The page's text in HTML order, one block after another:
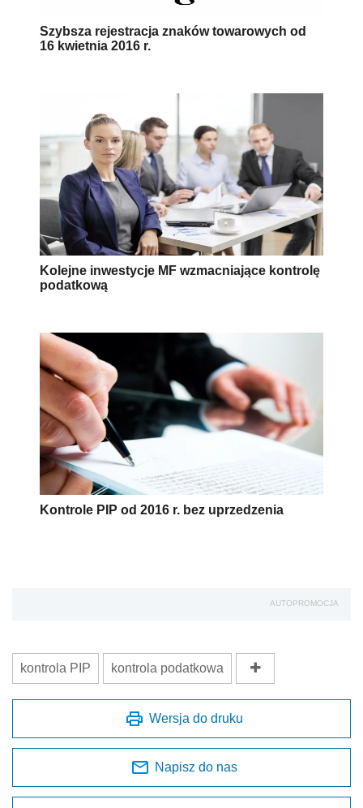
Szybsza rejestracja znaków towarowych od
16 kwietnia 2016 r.
Kolejne inwestycje MF wzmacniające kontrolę
podatkową
Kontrole PIP od 2016 r. bez uprzedzenia
AUTOPROMOCJA
kontrola PIP kontrola podatkowa
Wersja do druku
Napisz do nas